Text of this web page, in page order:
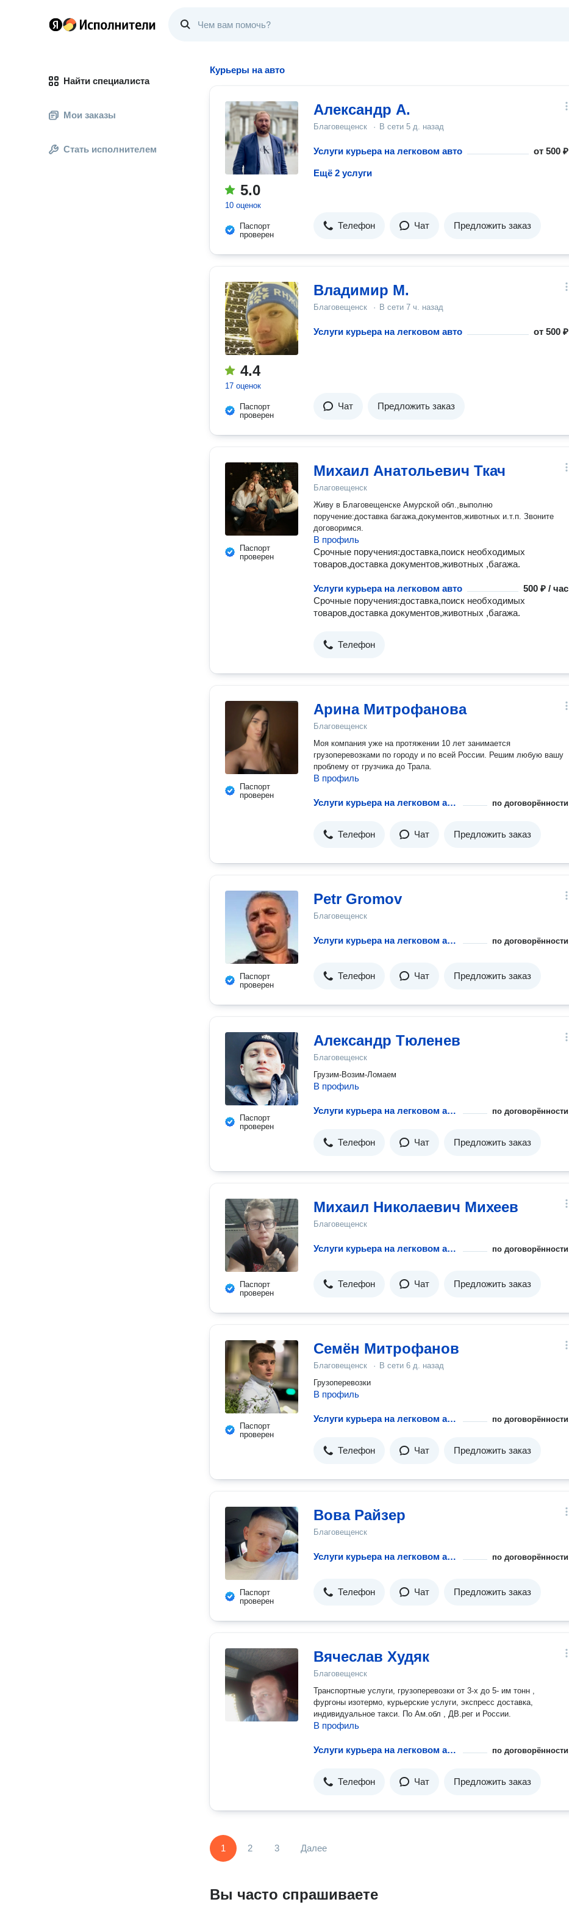
Найти специалиста
Мои заказы
Стать исполнителем
Курьеры на авто
5.0
10 оценок
Паспорт
проверен
Александр А.
Благовещенск · В сети 5 д. назад
Услуги курьера на легковом авто от500 ₽
Ещё 2 услуги
Телефон Чат Предложить заказ
4.4
17 оценок
Паспорт
проверен
Владимир М.
Благовещенск · В сети 7 ч. назад
Услуги курьера на легковом авто от500 ₽
Чат Предложить заказ
Паспорт
проверен
Михаил Анатольевич Ткач
Благовещенск
Живу в Благовещенске Амурской обл.,выполню
поручение:доставка багажа,документов,животных и.т.п. Звоните
договоримся.
В профиль
Срочные поручения:доставка,поиск необходимых
товаров,доставка документов,животных ,багажа.
Услуги курьера на легковом авто
500 ₽ / час
Срочные поручения:доставка,поиск необходимых
товаров,доставка документов,животных ,багажа.
Телефон
Паспорт
проверен
Арина Митрофанова
Благовещенск
Моя компания уже на протяжении 10 лет занимается
грузоперевозками по городу и по всей России. Решим любую вашу
проблему от грузчика до Трала.
В профиль
Услуги курьера на легковом авто по договорённости
Телефон Чат Предложить заказ
Паспорт
проверен
Petr Gromov
Благовещенск
Услуги курьера на легковом авто по договорённости
Телефон Чат Предложить заказ
Паспорт
проверен
Александр Тюленев
Благовещенск
Грузим-Возим-Ломаем
В профиль
Услуги курьера на легковом авто по договорённости
Телефон Чат Предложить заказ
Паспорт
проверен
Михаил Николаевич Михеев
Благовещенск
Услуги курьера на легковом авто по договорённости
Телефон Чат Предложить заказ
Паспорт
проверен
Семён Митрофанов
Благовещенск · В сети 6 д. назад
Грузоперевозки
В профиль
Услуги курьера на легковом авто по договорённости
Телефон Чат Предложить заказ
Паспорт
проверен
Вова Райзер
Благовещенск
Услуги курьера на легковом авто по договорённости
Телефон Чат Предложить заказ
Вячеслав Худяк
Благовещенск
Транспортные услуги, грузоперевозки от 3-х до 5- им тонн ,
фургоны изотермо, курьерские услуги, экспресс доставка,
индивидуальное такси. По Ам.обл , ДВ.рег и России.
В профиль
Услуги курьера на легковом авто по договорённости
Телефон Чат Предложить заказ
1 2 3 Далее
Вы часто спрашиваете